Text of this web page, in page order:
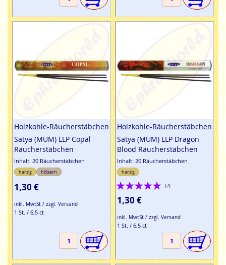
Holzkohle-Räucherstäbchen
Satya (MUM) LLP Copal
Räucherstäbchen
Inhalt: 20 Räucherstäbchen
harzig hölzern
1,30 €
inkl. MwtSt / zzgl. Versand
1 St. / 6,5 ct
Holzkohle-Räucherstäbchen
Satya (MUM) LLP Dragon
Blood Räucherstäbchen
Inhalt: 20 Räucherstäbchen
harzig
Bewertung:
100%
(2)
1,30 €
inkl. MwtSt / zzgl. Versand
1 St. / 6,5 ct